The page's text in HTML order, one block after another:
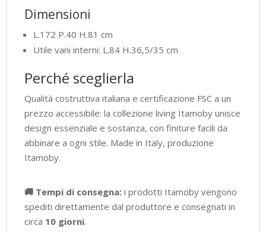
Dimensioni
L.172 P.40 H.81 cm
Utile vani interni: L.84 H.36,5/35 cm
Perché sceglierla
Qualità costruttiva italiana e certificazione FSC a un
prezzo accessibile: la collezione living Itamoby unisce
design essenziale e sostanza, con finiture facili da
abbinare a ogni stile. Made in Italy, produzione
Itamoby.
🚚 Tempi di consegna: i prodotti Itamoby vengono
spediti direttamente dal produttore e consegnati in
circa 10 giorni.